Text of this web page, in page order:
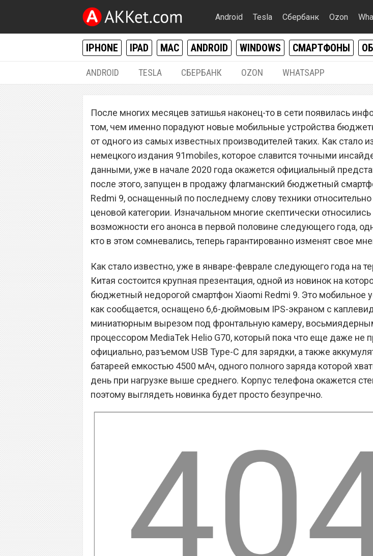
Android Tesla Сбербанк Ozon
IPHONE IPAD MAC ANDROID WINDOWS СМАРТФОНЫ
ANDROID TESLA СБЕРБАНК OZON WHATSAPP
Xiaomi Redmi 9 – лучший в мире
бюджетный смартфон, и вот
После многих месяцев затишья наконец-то в сети появилась
том, чем именно порадуют новые мобильные устройства
от одного из самых известных производителей таких. Как стало
немецкого издания 91mobiles, которое славится точными
данными, уже в начале 2020 года окажется официальный
после этого, запущен в продажу флагманский бюджетный
Redmi 9, оснащенный по последнему слову техники
ценовой категории. Изначальном многие скептически относились
возможности его анонса в первой половине следующего года,
кто в этом сомневались, теперь гарантированно изменят свое
Как стало известно, уже в январе-феврале следующего года на
Китая состоится крупная презентация, одной из новинок на
бюджетный недорогой смартфон Xiaomi Redmi 9. Это мобильное
как сообщается, оснащено 6,6-дюймовым IPS-экраном с
миниатюрным вырезом под фронтальную камеру,
процессором MediaTek Helio G70, который пока что еще даже не
официально, разъемом USB Type-C для зарядки, а также
батареей емкостью 4500 мАч, одного полного заряда которой
день при нагрузке выше среднего. Корпус телефона окажется
поэтому выглядеть новинка будет просто безупречно.